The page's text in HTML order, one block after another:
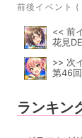
前後イベント (
<< 前
花見
>> 次
第46
ランキン